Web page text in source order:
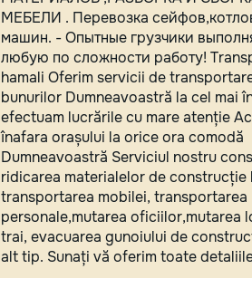
МЕБЕЛИ . Перевозка
машин. - Опытные грузчики
любую по сложности работу!
hamali Oferim servicii de
bunurilor Dumneavoastră la cel mai
efectuam lucrările cu mare atenție
înafara orașului la orice ora comodă
Dumneavoastră Serviciul nostru
ridicarea materialelor de construcție
transportarea mobilei, transportarea
personale,mutarea oficiilor,mutarea
trai, evacuarea gunoiului de
alt tip. Sunați vă oferim toate